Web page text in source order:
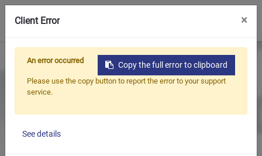
首頁 產品
油封,軸封整修機系列
油封黃油注入機系列
油封黃油打注機(全自動)
Client Error ×
Copy the full error to clipboard
An error occurred
Please use the copy button to report the error to your support
service.
See details